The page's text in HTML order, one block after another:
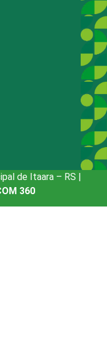
de Itaara – RS |
360